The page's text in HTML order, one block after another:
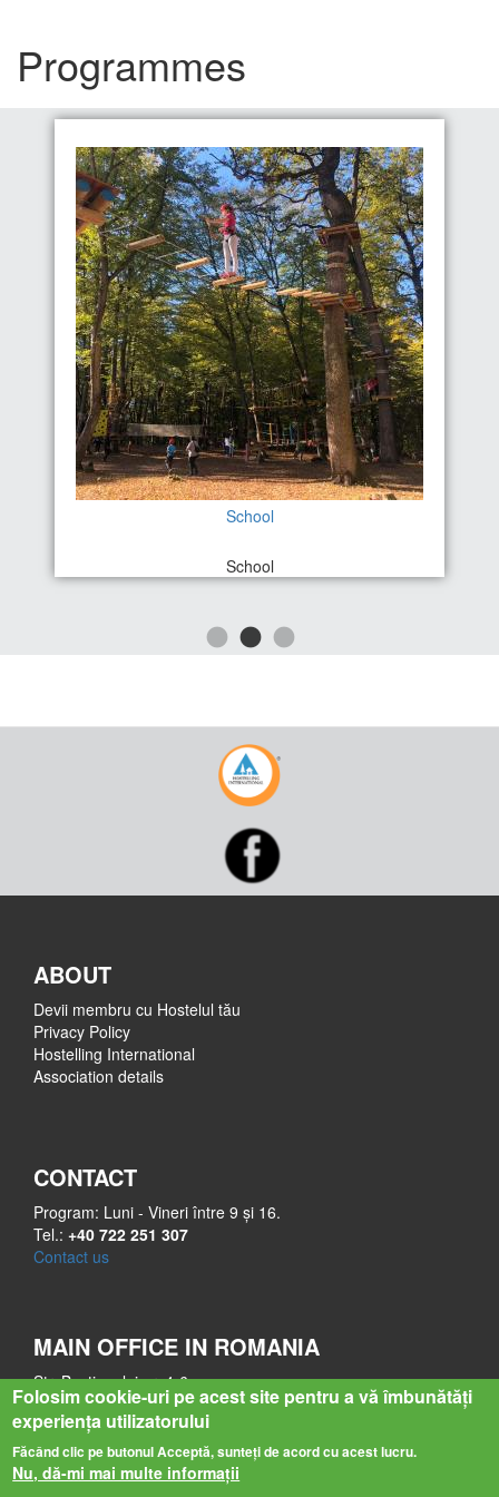
Programmes
ABOUT
Devii membru cu Hostelul tău
Privacy Policy
Hostelling International
Association details
CONTACT
Program: Luni - Vineri între 9 și 16.
Tel.: +40 722 251 307
Contact us
MAIN OFFICE IN ROMANIA
Str. Bastionului nr. 4-6
545400 Sighișoara
Mureș
Folosim cookie-uri pe acest site pentru a vă îmbunătăți
experiența utilizatorului
Făcând clic pe butonul Acceptă, sunteți de acord cu acest lucru.
Nu, dă-mi mai multe informații